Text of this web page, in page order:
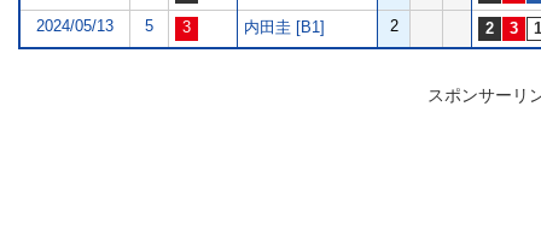
2024/05/13 5 内田圭 [B1] 2
スポンサーリ